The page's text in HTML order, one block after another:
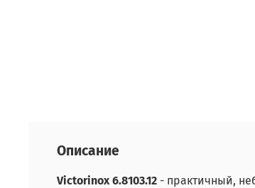
Описание
Victorinox 6.8103.12 - практичный,